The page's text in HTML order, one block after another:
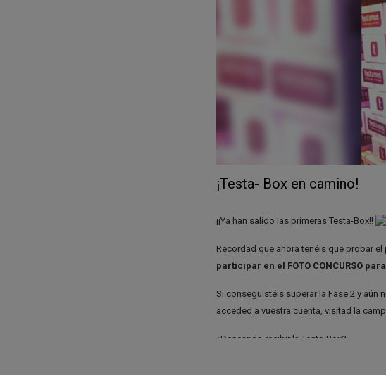
¡Testa- Box en camino!
¡¡Ya han salido las primeras Testa-Box!!
Recordad que ahora tenéis que probar
participar en el FOTO CONCURSO
Si conseguistéis superar la Fase 2 y aún
acceded a vuestra cuenta, visitad la
¿Deseando recibir la Testa-Box?